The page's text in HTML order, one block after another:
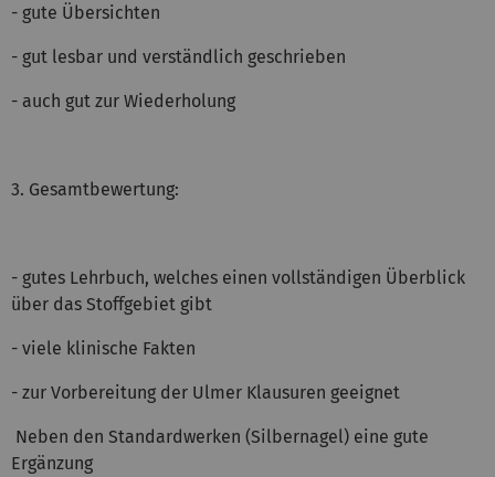
- gute Übersichten
- gut lesbar und verständlich geschrieben
- auch gut zur Wiederholung
3. Gesamtbewertung:
- gutes Lehrbuch, welches einen vollständigen Überblick
über das Stoffgebiet gibt
- viele klinische Fakten
- zur Vorbereitung der Ulmer Klausuren geeignet
Neben den Standardwerken (Silbernagel) eine gute
Ergänzung